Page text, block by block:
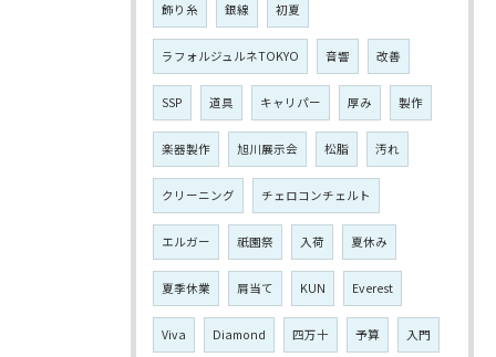
飾り糸 銀線 初夏
ラフォルジュルネTOKYO 音響 改善
SSP 道具 キャリパー 厚み 製作
楽器製作 旭川展示会 松脂 汚れ
クリーニング チェロコンチェルト
エルガー 祇園祭 入荷 夏休み
夏季休業 肩当て KUN Everest
Viva Diamond 四万十 予算 入門